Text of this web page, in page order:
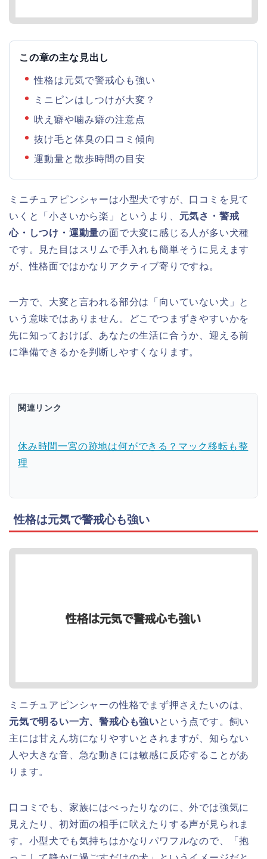
この章の主な見出し
性格は元気で警戒心も強い
ミニピンはしつけが大変？
吠え癖や噛み癖の注意点
抜け毛と体臭の口コミ傾向
運動量と散歩時間の目安
ミニチュアピンシャーは小型犬ですが、口コミを見て
いくと「小さいから楽」というより、 元気さ・警戒
心・しつけ・運動量の面で大変に感じる人が多い犬種
です。見た目はスリムで手入れも簡単そうに見えます
が、性格面ではかなりアクティブ寄りですね。
一方で、大変と言われる部分は「向いていない犬」と
いう意味ではありません。どこでつまずきやすいかを
先に知っておけば、あなたの生活に合うか、迎える前
に準備できるかを判断しやすくなります。
関連リンク
休み時間一宮の跡地は何ができる？マック移転も整
理
性格は元気で警戒心も強い
ミニチュアピンシャーの性格でまず押さえたいのは、
元気で明るい一方、警戒心も強いという点です。飼い
主には甘えん坊になりやすいとされますが、知らない
人や大きな音、急な動きには敏感に反応することがあ
ります。
口コミでも、家族にはべったりなのに、外では強気に
見えたり、初対面の相手に吠えたりする声が見られま
す。小型犬でも気持ちはかなりパワフルなので、「抱